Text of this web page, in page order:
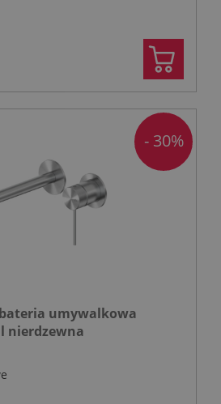
bateria umywalkowa
nierdzewna
- 30%